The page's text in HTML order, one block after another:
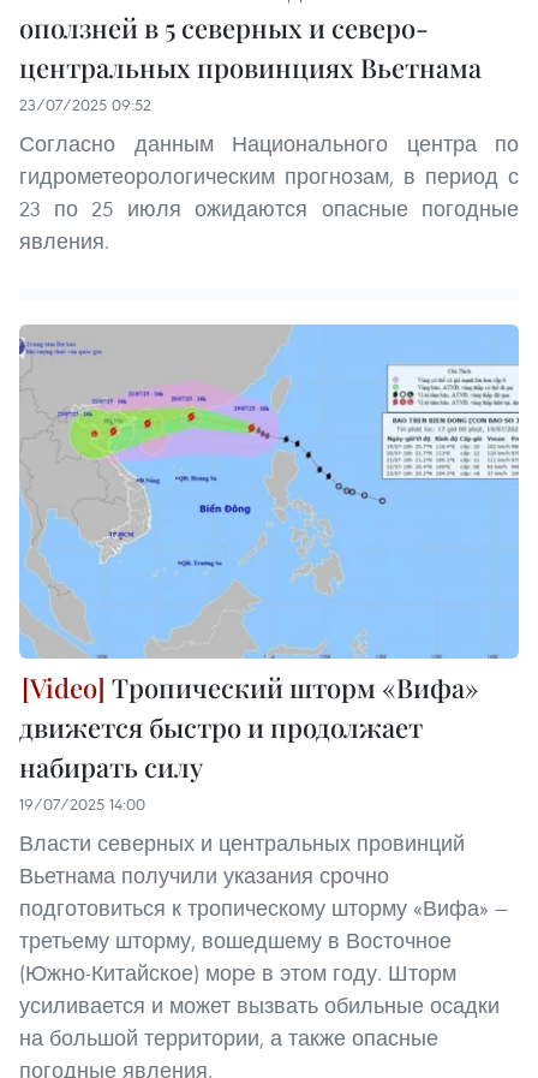
оползней в 5 северных и северо-
центральных провинциях Вьетнама
23/07/2025 09:52
Согласно данным Национального центра по
гидрометеорологическим прогнозам, в период с
23 по 25 июля ожидаются опасные погодные
явления.
Тропический шторм «Вифа»
движется быстро и продолжает
набирать силу
19/07/2025 14:00
Власти северных и центральных провинций
Вьетнама получили указания срочно
подготовиться к тропическому шторму «Вифа» —
третьему шторму, вошедшему в Восточное
(Южно-Китайское) море в этом году. Шторм
усиливается и может вызвать обильные осадки
на большой территории, а также опасные
погодные явления.